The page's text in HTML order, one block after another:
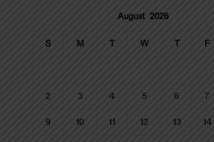
August 2026
S M T W T F
2 3 4 5 6 7
9 10 11 12 13 14